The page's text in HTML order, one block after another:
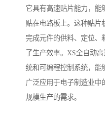
它具有高速贴片能力，能
贴在电路板上。这种贴片
完成元件的供料、定位、
了生产效率。XS全自动
统和可编程控制系统，能
广泛应用于电子制造业中
规模生产的需求。